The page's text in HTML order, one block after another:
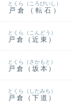
戸倉（転石）
とくら（ころびいし）
戸倉（近東）
とくら（こんどう）
戸倉（坂本）
とくら（さかもと）
戸倉（下道）
とくら（したみち）